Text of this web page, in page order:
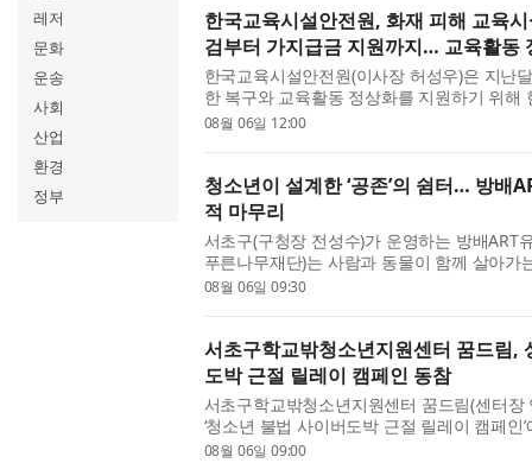
레저
문화
운송
사회
산업
환경
정부
한국교육시설안전원, 화재 피해 교육
검부터 가지급금 지원까지… 교육활동
한국교육시설안전원(이사장 허성우)은 지난
한 복구와 교육활동 정상화를 지원하기 위해
대응에 나섰다고 밝혔다. 허성우 한국교육시
08월 06일 12:00
청소년이 설계한 ‘공존’의 쉼터… 방배
적 마무리
서초구(구청장 전성수)가 운영하는 방배ART
푸른나무재단)는 사람과 동물이 함께 살아가
술 사회공헌 프로젝트 ‘뚝딱공작소’를 성공적
08월 06일 09:30
서초구학교밖청소년지원센터 꿈드림,
도박 근절 릴레이 캠페인 동참
서초구학교밖청소년지원센터 꿈드림(센터
‘청소년 불법 사이버도박 근절 릴레이 캠페
방배ART유스센터로부터 다음 주자로 지목
08월 06일 09:00